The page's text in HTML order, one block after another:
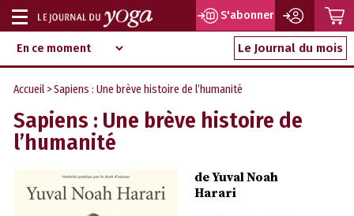
Aller
au
contenu
d‘information
indépendant
Afficher
ou
masquer
la
navigation
S'abonner
Le Journal du mois
Accueil > Sapiens : Une brève histoire de l’humanité
Sapiens : Une brève histoire de
l’humanité
de Yuval Noah
Harari